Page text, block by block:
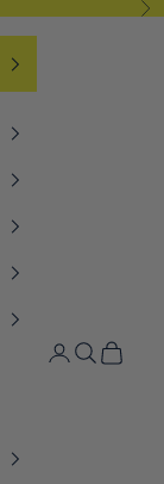
Abrir página
AbrirAbrir